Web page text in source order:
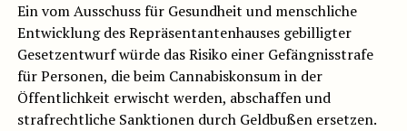
Ein vom Ausschuss für Gesundheit und menschliche
Entwicklung des Repräsentantenhauses gebilligter
Gesetzentwurf würde das Risiko einer Gefängnisstrafe
für Personen, die beim Cannabiskonsum in der
Öffentlichkeit erwischt werden, abschaffen und
strafrechtliche Sanktionen durch Geldbußen ersetzen.